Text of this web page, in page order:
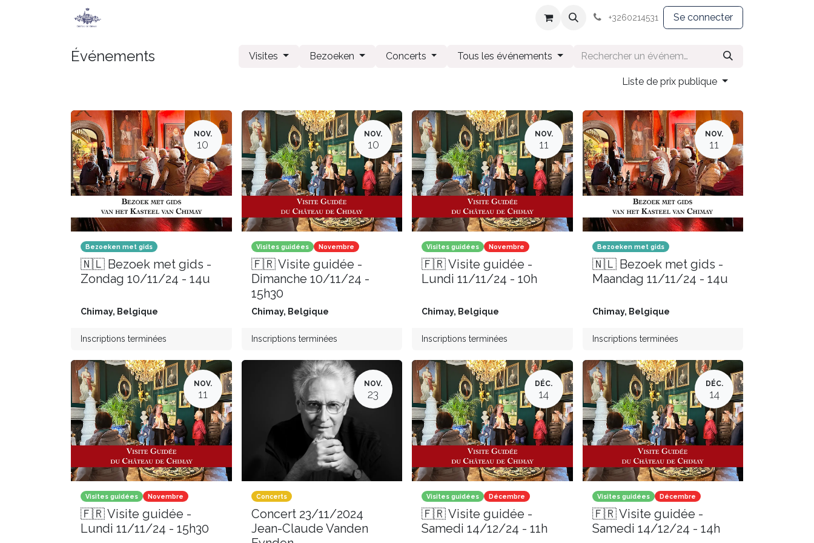
Souvenirs Textile
+3260214531 Se connecter
Événements Visites Bezoeken Concerts Tous les événements
Liste de prix publique
NOV.
10
Bezoeken met gids
🇳🇱 Bezoek met gids -
Zondag 10/11/24 - 14u
Chimay, Belgique
Inscriptions terminées
NOV.
10
Visites guidées Novembre
🇫🇷 Visite guidée -
Dimanche 10/11/24 -
15h30
Chimay, Belgique
Inscriptions terminées
NOV.
11
Visites guidées Novembre
🇫🇷 Visite guidée -
Lundi 11/11/24 - 10h
Chimay, Belgique
Inscriptions terminées
NOV.
11
Bezoeken met gids
🇳🇱 Bezoek met gids -
Maandag 11/11/24 - 14u
Chimay, Belgique
Inscriptions terminées
NOV.
11
Visites guidées Novembre
🇫🇷 Visite guidée -
Lundi 11/11/24 - 15h30
NOV.
23
Concerts
Concert 23/11/2024
Jean-Claude Vanden
DÉC.
14
Visites guidées Décembre
🇫🇷 Visite guidée -
Samedi 14/12/24 - 11h
DÉC.
14
Visites guidées Décembre
🇫🇷 Visite guidée -
Samedi 14/12/24 - 14h